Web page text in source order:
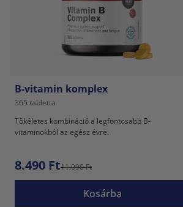
B-vitamin komplex
365 tabletta
Tökéletes kombináció a legfontosabb B-
vitaminokból az egész évre.
8.490 Ft11.090 Ft
Kosárba